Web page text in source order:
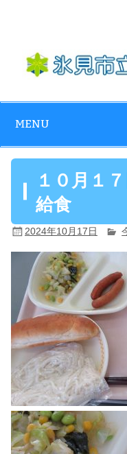
content
MENU
１０月１
給食
2024年10月17日